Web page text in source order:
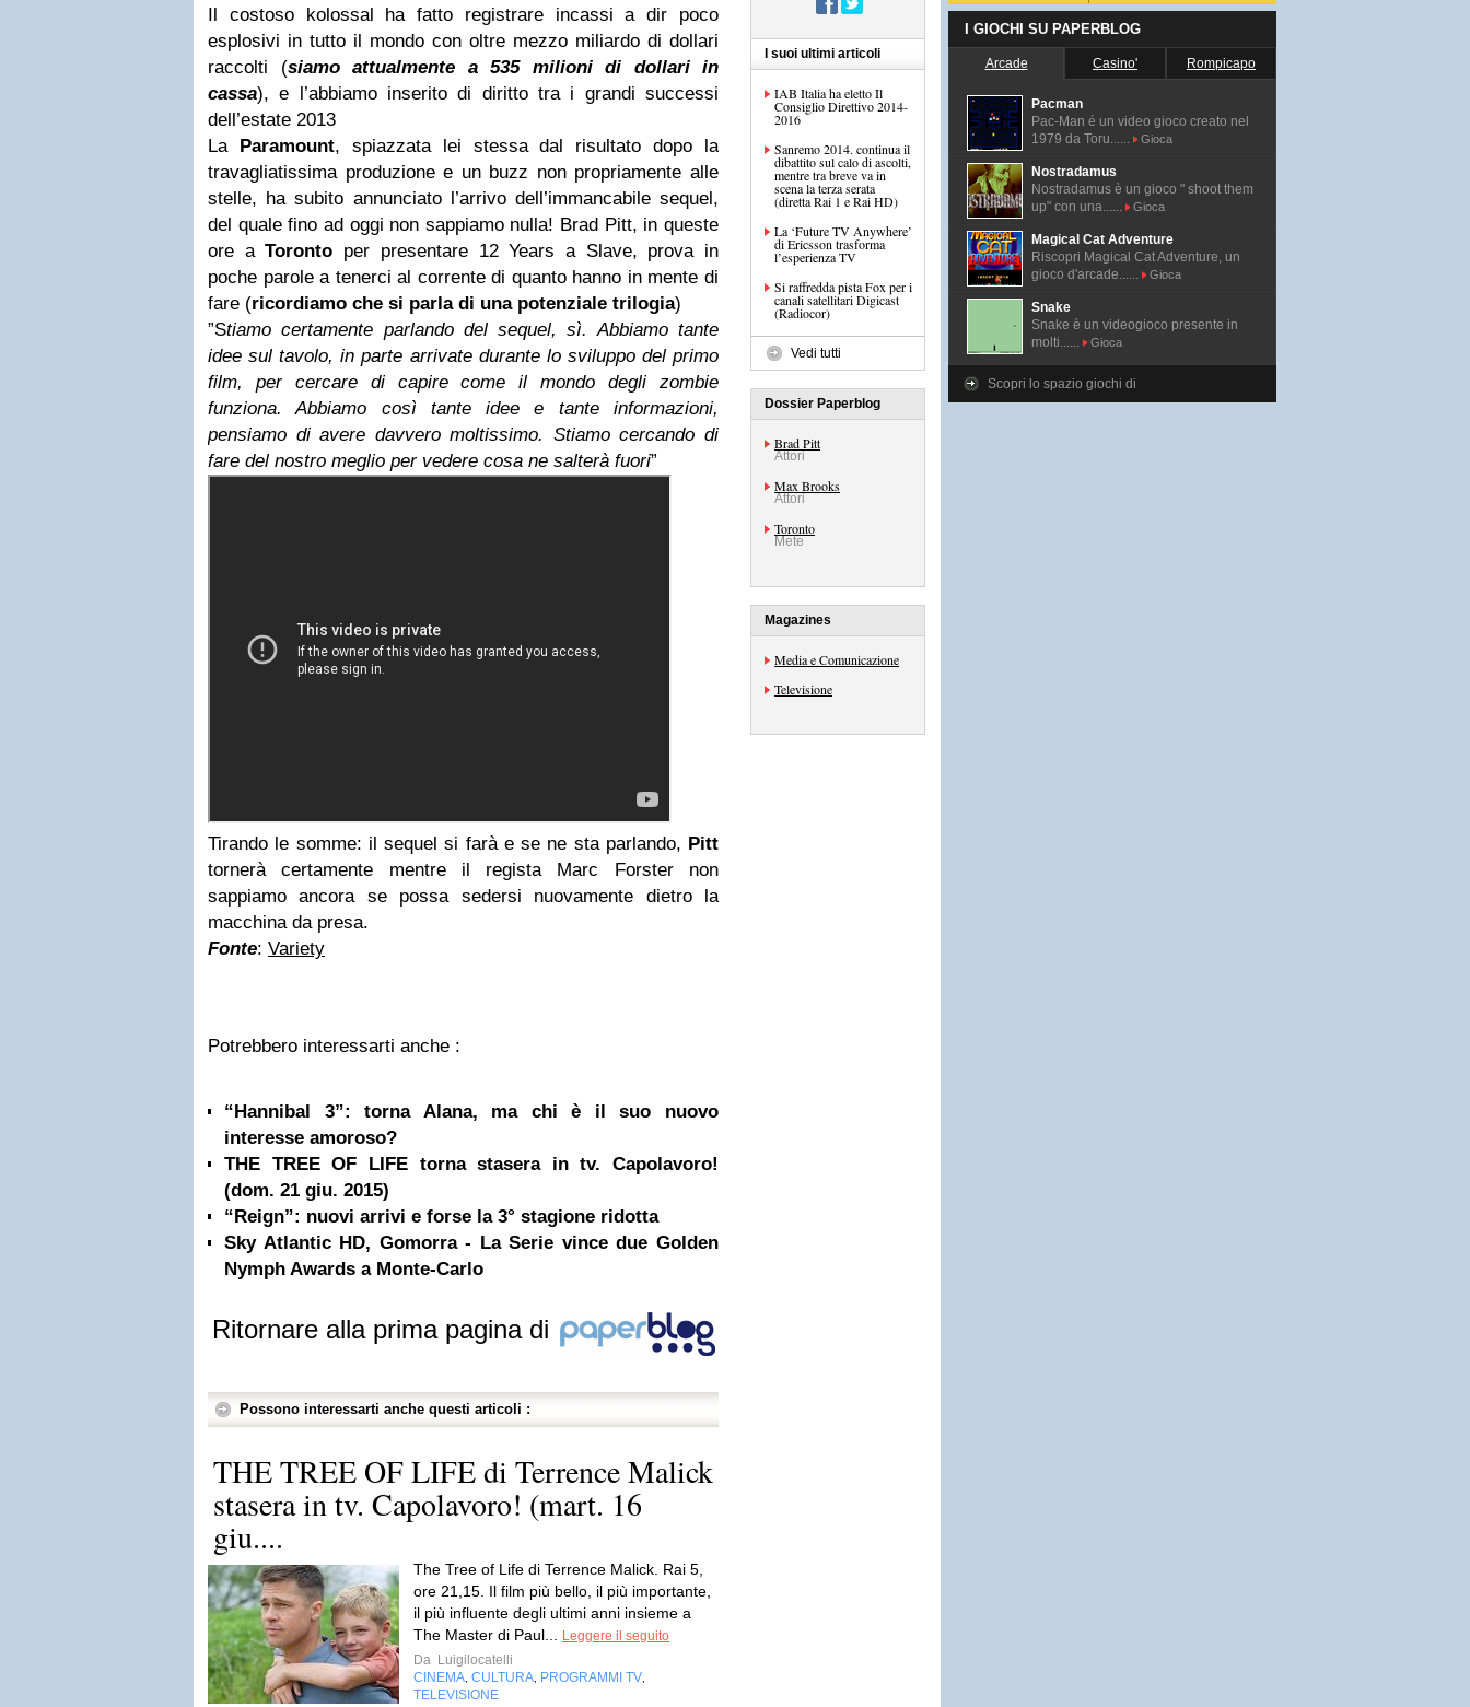
Il costoso kolossal ha fatto registrare incassi a dir poco
esplosivi in tutto il mondo con oltre mezzo miliardo di dollari
raccolti (siamo attualmente a 535 milioni di dollari in
cassa), e l’abbiamo inserito di diritto tra i grandi successi
dell’estate 2013
La Paramount, spiazzata lei stessa dal risultato dopo la
travagliatissima produzione e un buzz non propriamente alle
stelle, ha subito annunciato l’arrivo dell’immancabile sequel,
del quale fino ad oggi non sappiamo nulla! Brad Pitt, in queste
ore aToronto per presentare 12 Years a Slave, prova in
poche parole a tenerci al corrente di quanto hanno in mente di
fare (ricordiamo che si parla di una potenziale trilogia)
”Stiamo certamente parlando del sequel, sì. Abbiamo tante
idee sul tavolo, in parte arrivate durante lo sviluppo del primo
film, per cercare di capire come il mondo degli zombie
funziona. Abbiamo così tante idee e tante informazioni,
pensiamo di avere davvero moltissimo. Stiamo cercando di
fare del nostro meglio per vedere cosa ne salterà fuori”
Tirando le somme: il sequel si farà e se ne sta parlando, Pitt
tornerà certamente mentre il regista Marc Forster non
sappiamo ancora se possa sedersi nuovamente dietro la
macchina da presa.
Fonte: Variety
Potrebbero interessarti anche :
“Hannibal 3”: torna Alana, ma chi è il suo nuovo
interesse amoroso?
THE TREE OF LIFE torna stasera in tv. Capolavoro!
(dom. 21 giu. 2015)
“Reign”: nuovi arrivi e forse la 3° stagione ridotta
Sky Atlantic HD, Gomorra - La Serie vince due Golden
Nymph Awards a Monte-Carlo
Ritornare alla prima pagina di
Possono interessarti anche questi articoli :
THE TREE OF LIFE di Terrence Malick
stasera in tv. Capolavoro! (mart. 16
giu....
The Tree of Life di Terrence Malick. Rai 5,
ore 21,15. Il film più bello, il più importante,
il più influente degli ultimi anni insieme a
The Master di Paul...
Leggere il seguito
Da Luigilocatelli
CINEMA CULTURA PROGRAMMI TV
TELEVISIONE
I suoi ultimi articoli
IAB Italia ha eletto Il
Consiglio Direttivo 2014-
2016
Sanremo 2014. continua il
dibattito sul calo di ascolti,
mentre tra breve va in
scena la terza serata
(diretta Rai 1 e Rai HD)
La ‘Future TV Anywhere’
di Ericsson trasforma
l’esperienza TV
Si raffredda pista Fox per i
canali satellitari Digicast
(Radiocor)
Vedi tutti
Dossier Paperblog
Brad Pitt
Attori
Max Brooks
Attori
Toronto
Mete
Magazines
Media e Comunicazione
Televisione
I GIOCHI SU PAPERBLOG
Arcade Casino' Rompicapo
Pacman
Pac-Man é un video gioco creato nel
1979 da Toru......
Gioca
Nostradamus
Nostradamus è un gioco " shoot them
up" con una......
Gioca
Magical Cat Adventure
Riscopri Magical Cat Adventure, un
gioco d'arcade......
Gioca
Snake
Snake è un videogioco presente in
molti......
Gioca
Scopri lo spazio giochi di